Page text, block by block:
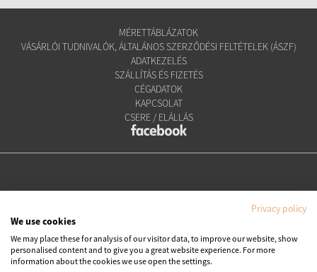
MÉRETTÁBLÁZATOK
VÁSÁRLÓI TUDNIVALÓK, ÁLTALÁNOS SZERZŐDÉSI FELTÉTELEK (ÁSZF)
ADATKEZELÉS
SZÁLLÍTÁS ÉS FIZETÉS
CÉGADATOK
KAPCSOLAT
CSERE / ELÁLLÁS
Copyright © Ipanema Praia Kft.
Minden jog fenntartva. All rights reserved.
Privacy policy
We use cookies
We may place these for analysis of our visitor data, to improve our website, show
personalised content and to give you a great website experience. For more
information about the cookies we use open the settings.